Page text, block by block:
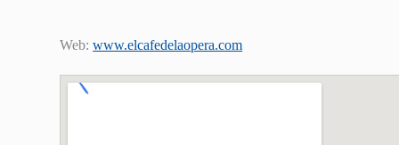
Web:www.elcafedelaopera.com